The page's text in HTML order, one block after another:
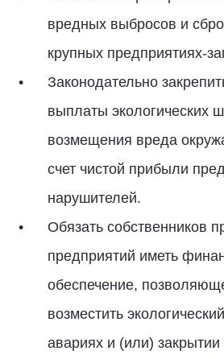
вредных выбросов и
крупных предприятиях-
Законодательно
выплаты экологических
возмещения вреда
счет чистой прибыли
нарушителей.
Обязать собственников
предприятий иметь
обеспечение,
возместить
авариях и (или)